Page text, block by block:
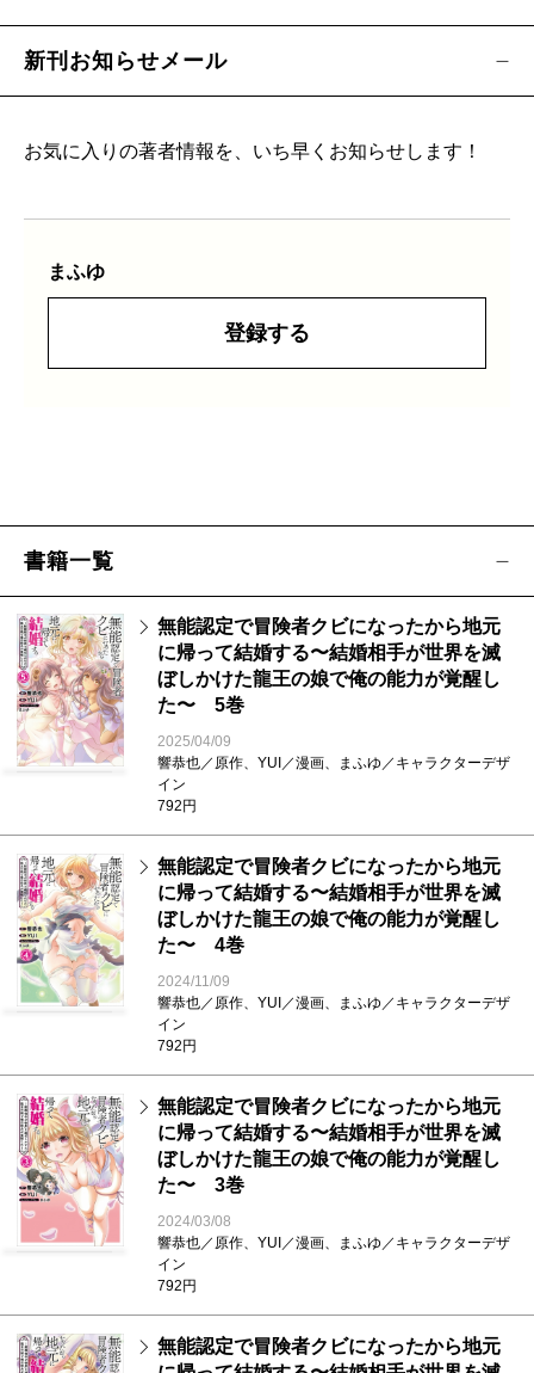
新刊お知らせメール
お気に入りの著者情報を、いち早くお知らせします！
まふゆ
登録する
書籍一覧
無能認定で冒険者クビになったから地元
に帰って結婚する〜結婚相手が世界を滅
ぼしかけた龍王の娘で俺の能力が覚醒し
た〜 5巻
2025/04/09
響恭也／原作、YUI／漫画、まふゆ／キャラクターデザ
イン
792円
無能認定で冒険者クビになったから地元
に帰って結婚する〜結婚相手が世界を滅
ぼしかけた龍王の娘で俺の能力が覚醒し
た〜 4巻
2024/11/09
響恭也／原作、YUI／漫画、まふゆ／キャラクターデザ
イン
792円
無能認定で冒険者クビになったから地元
に帰って結婚する〜結婚相手が世界を滅
ぼしかけた龍王の娘で俺の能力が覚醒し
た〜 3巻
2024/03/08
響恭也／原作、YUI／漫画、まふゆ／キャラクターデザ
イン
792円
無能認定で冒険者クビになったから地元